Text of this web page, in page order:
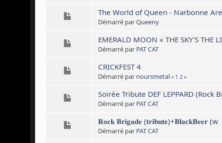
The World of Queen - Narbonne
Démarré parQueeny
EMERALD MOON « THE SKY’S
Démarré par PAT CAT
CRICKFEST 4
Démarré par noursmetal « 1 2»
Soirée Tribute DEF LEPPARD
Démarré par PAT CAT
𝐑𝐨𝐜𝐤 𝐁𝐫𝐢𝐠𝐚𝐝𝐞 (𝐭𝐫𝐢𝐛𝐮𝐭𝐞)+𝐁𝐥𝐚𝐜𝐤𝐁𝐞𝐞𝐫 (w
Démarré par PAT CAT